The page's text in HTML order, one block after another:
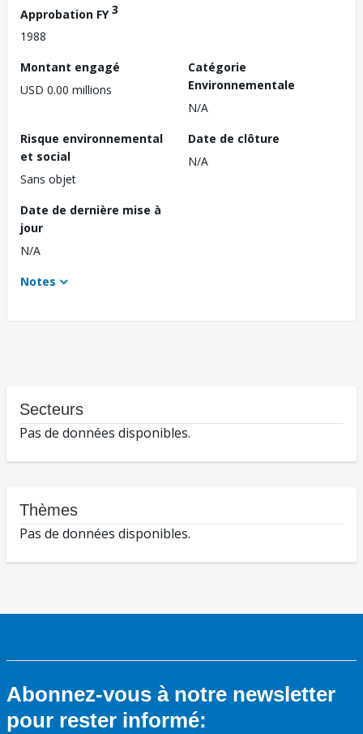
Approbation FY3
1988
Montant engagé
USD 0.00 millions
Catégorie
Environnementale
N/A
Risque environnemental
et social
Sans objet
Date de clôture
N/A
Date de dernière mise à
jour
N/A
Notes
Secteurs
Pas de données disponibles.
Thèmes
Pas de données disponibles.
Abonnez-vous à notre newsletter
pour rester informé: